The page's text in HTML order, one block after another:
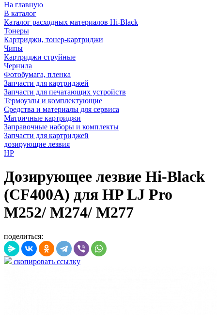
На главную
В каталог
Каталог расходных материалов Hi-Black
Тонеры
Картриджи, тонер-картриджи
Чипы
Картриджи струйные
Чернила
Фотобумага, пленка
Запчасти для картриджей
Запчасти для печатающих устройств
Термоузлы и комплектующие
Средства и материалы для сервиса
Матричные картриджи
Заправочные наборы и комплекты
Запчасти для картриджей
дозирующие лезвия
HP
Дозирующее лезвие Hi-Black
(CF400A) для HP LJ Pro
M252/ M274/ M277
поделиться:
скопировать ссылку